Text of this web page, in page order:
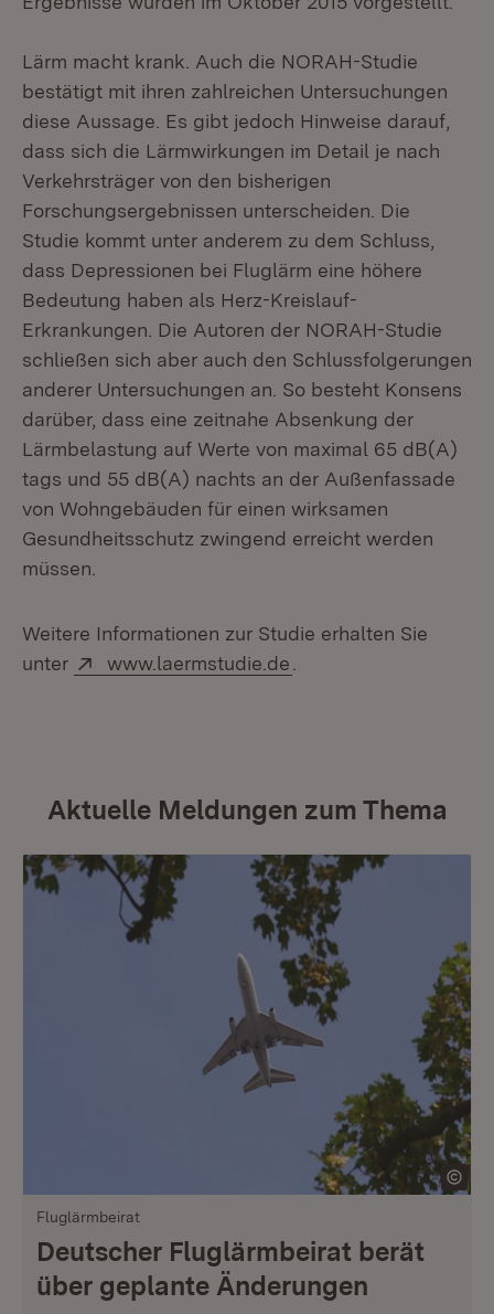
Lärm macht krank. Auch die NORAH-Studie
bestätigt mit ihren zahlreichen Untersuchungen
diese Aussage. Es gibt jedoch Hinweise darauf,
dass sich die Lärmwirkungen im Detail je nach
Verkehrsträger von den bisherigen
Forschungsergebnissen unterscheiden. Die
Studie kommt unter anderem zu dem Schluss,
dass Depressionen bei Fluglärm eine höhere
Bedeutung haben als Herz-Kreislauf-
Erkrankungen. Die Autoren der NORAH-Studie
schließen sich aber auch den Schlussfolgerungen
anderer Untersuchungen an. So besteht Konsens
darüber, dass eine zeitnahe Absenkung der
Lärmbelastung auf Werte von maximal 65 dB(A)
tags und 55 dB(A) nachts an der Außenfassade
von Wohngebäuden für einen wirksamen
Gesundheitsschutz zwingend erreicht werden
müssen.
Weitere Informationen zur Studie erhalten Sie
unter
Extern:
www.laermstudie.de
Aktuelle Meldungen zum Thema
Fluglärmbeirat
Deutscher Fluglärmbeirat berät
über geplante Änderungen